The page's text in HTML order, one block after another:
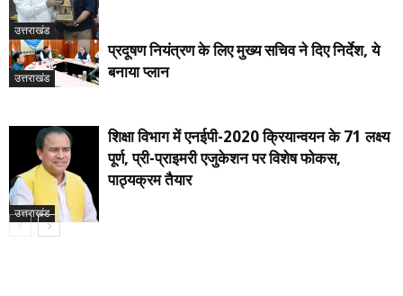
उत्तराखंड
उत्तराखंड
प्रदूषण नियंत्रण के लिए मुख्य सचिव ने दिए निर्देश, ये
बनाया प्लान
उत्तराखंड
शिक्षा विभाग में एनईपी-2020 क्रियान्वयन के 71 लक्ष्य
पूर्ण, प्री-प्राइमरी एजुकेशन पर विशेष फोकस,
पाठ्यक्रम तैयार